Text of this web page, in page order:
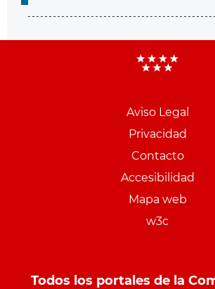
Aviso Legal
Privacidad
Contacto
Accesibilidad
Mapa web
w3c
Todos los portales de la